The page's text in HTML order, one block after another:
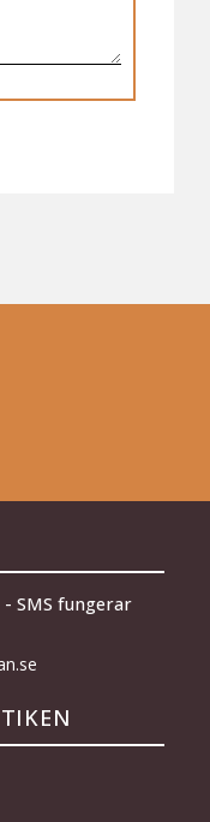
- SMS fungerar